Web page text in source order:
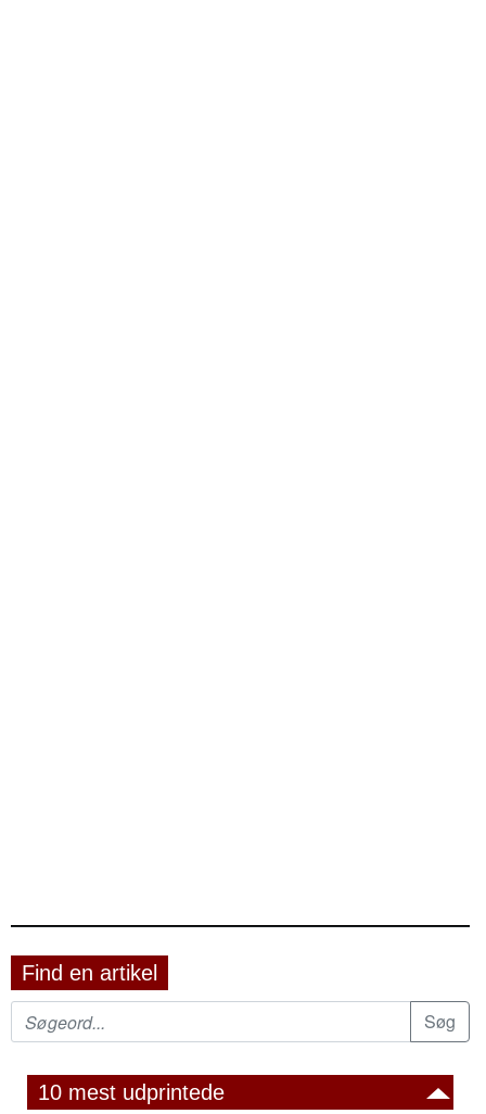
Find en artikel
10 mest udprintede